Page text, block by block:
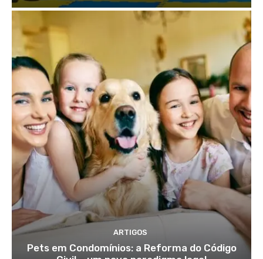
ARTIGOS
Pets em Condomínios: a Reforma do Código